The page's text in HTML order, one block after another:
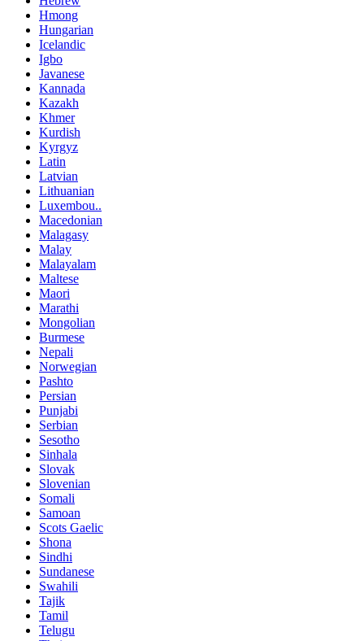
Hmong
Hungarian
Icelandic
Igbo
Javanese
Kannada
Kazakh
Khmer
Kurdish
Kyrgyz
Latin
Latvian
Lithuanian
Luxembou..
Macedonian
Malagasy
Malay
Malayalam
Maltese
Maori
Marathi
Mongolian
Burmese
Nepali
Norwegian
Pashto
Persian
Punjabi
Serbian
Sesotho
Sinhala
Slovak
Slovenian
Somali
Samoan
Scots Gaelic
Shona
Sindhi
Sundanese
Swahili
Tajik
Tamil
Telugu